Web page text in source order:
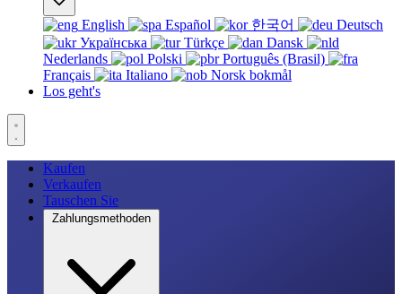
English Español 한국어
Deutsch
Українська
Türkçe
Dansk
Nederlands
Polski
Português (Brasil)
Français
Italiano
Norsk bokmål
Los geht's
Kaufen
Verkaufen
Tauschen Sie
Zahlungsmethoden